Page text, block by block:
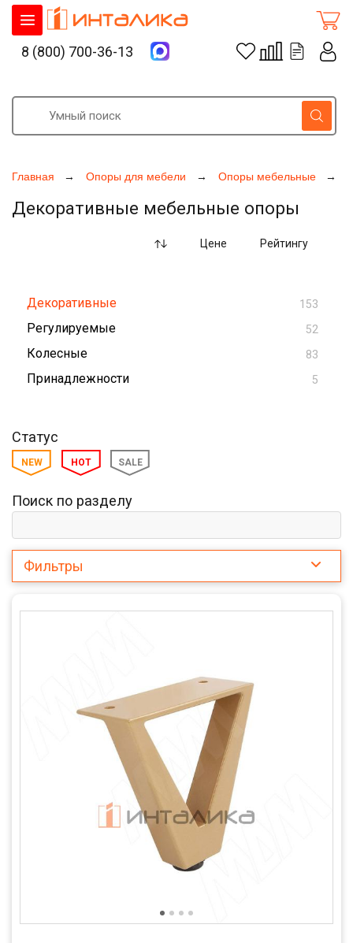
Главная Опоры для мебели Опоры мебельные
Декоративные мебельные опоры
Цене Рейтингу
Декоративные 153
Регулируемые 52
Колесные 83
Принадлежности 5
Статус
NEW HOT SALE
Поиск по разделу
Фильтры
8 (800) 700-36-13